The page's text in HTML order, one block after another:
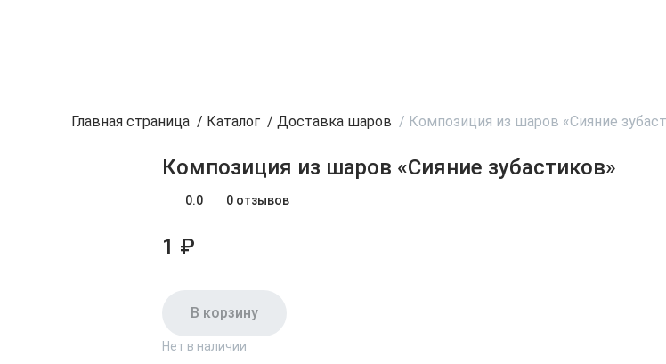
Главная страница / Каталог / Доставка шаров / Композиция из шаров «Сияние
Композиция из шаров «Сияние зубастиков»
0.0 0 отзывов
1 ₽
В корзину
Нет в наличии